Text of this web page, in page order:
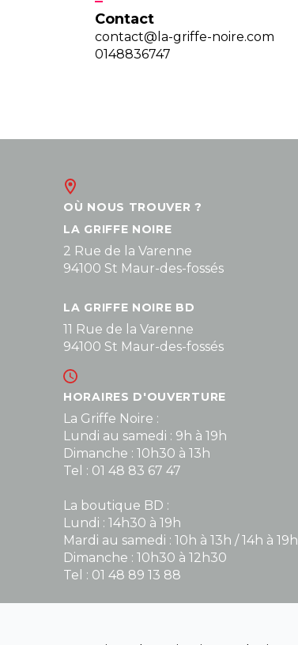
Contact
contact@la-griffe-noire.com
0148836747
OÙ NOUS TROUVER ?
LA GRIFFE NOIRE
2 Rue de la Varenne
94100 St Maur-des-fossés
LA GRIFFE NOIRE BD
11 Rue de la Varenne
94100 St Maur-des-fossés
HORAIRES D'OUVERTURE
La Griffe Noire :
Lundi au samedi : 9h à 19h
Dimanche : 10h30 à 13h
Tel : 01 48 83 67 47
La boutique BD :
Lundi : 14h30 à 19h
Mardi au samedi : 10h à 13h / 14h à 19h
Dimanche : 10h30 à 12h30
Tel : 01 48 89 13 88